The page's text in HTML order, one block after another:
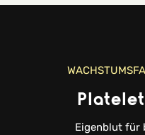
Eigenblut für